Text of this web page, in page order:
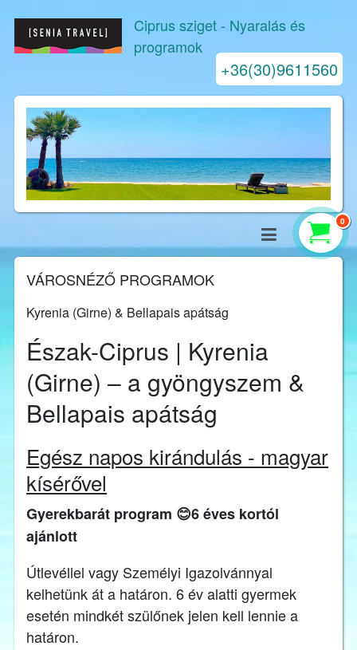
Ciprus sziget - Nyaralás és
programok
+36(30)9611560
0
VÁROSNÉZŐ PROGRAMOK
Kyrenia (Girne) & Bellapais apátság
Észak-Ciprus | Kyrenia
(Girne) – a gyöngyszem &
Bellapais apátság
Egész napos kirándulás - magyar
kísérővel
Gyerekbarát program 😊6 éves kortól
ajánlott
Útlevéllel vagy Személyi Igazolvánnyal
kelhetünk át a határon. 6 év alatti gyermek
esetén mindkét szülőnek jelen kell lennie a
határon.